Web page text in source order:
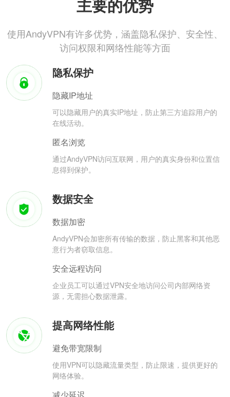
主要的优势
使用AndyVPN有许多优势，涵盖隐私保护、安全性、
访问权限和网络性能等方面
隐私保护
隐藏IP地址
可以隐藏用户的真实IP地址，防止第三方追踪用户的
在线活动。
匿名浏览
通过AndyVPN访问互联网，用户的真实身份和位置信
息得到保护。
数据安全
数据加密
AndyVPN会加密所有传输的数据，防止黑客和其他恶
意行为者窃取信息。
安全远程访问
企业员工可以通过VPN安全地访问公司内部网络资
源，无需担心数据泄露。
提高网络性能
避免带宽限制
使用VPN可以隐藏流量类型，防止限速，提供更好的
网络体验。